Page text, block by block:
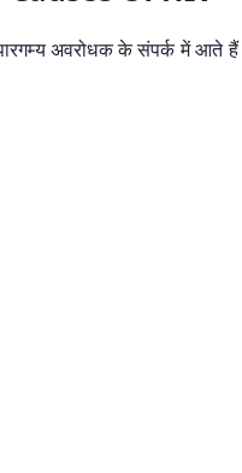
अवरोधक के संपर्क में आते हैं